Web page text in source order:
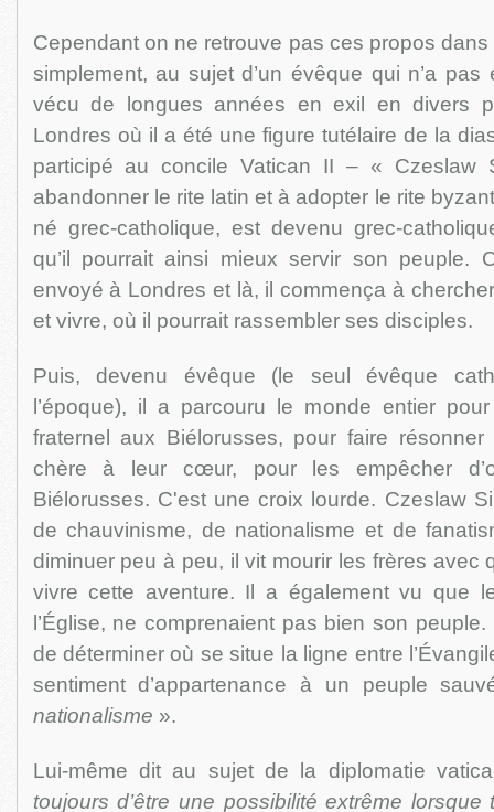
Cependant on ne retrouve pas ces propos
simplement, au sujet d’un évêque qui n’a pas
vécu de longues années en exil en divers
Londres où il a été une figure tutélaire de la
participé au concile Vatican II – « Czeslaw
abandonner le rite latin et à adopter le rite
né grec-catholique, est devenu grec-
qu’il pourrait ainsi mieux servir son peuple.
envoyé à Londres et là, il commença à
et vivre, où il pourrait rassembler ses disciples.
Puis, devenu évêque (le seul évêque
l’époque), il a parcouru le monde entier
fraternel aux Biélorusses, pour faire
chère à leur cœur, pour les empêcher
Biélorusses. C'est une croix lourde. Czeslaw
de chauvinisme, de nationalisme et de
diminuer peu à peu, il vit mourir les frères avec
vivre cette aventure. Il a également vu que
l’Église, ne comprenaient pas bien son
de déterminer où se situe la ligne entre
sentiment d’appartenance à un peuple
nationalisme ».
Lui-même dit au sujet de la diplomatie
toujours d’être une possibilité extrême